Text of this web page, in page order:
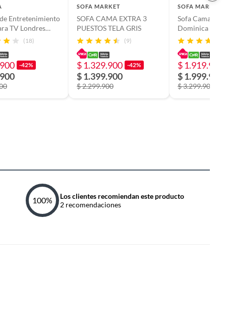
Entretenimiento
TV Londres
Pulgadas Blanco
(18)
-42%
SOFA MARKET
SOFA CAMA EXTRA 3
PUESTOS TELA GRIS
(9)
$ 1.329.900 -42%
$ 1.399.900
$ 2.299.900
SOFA MARKET
Sofa Cama
Dominica 3
Gris Oscuro
$ 1.919.900
$ 1.999.900
$ 3.299.900
100%
Los clientes recomiendan este producto
2 recomendaciones